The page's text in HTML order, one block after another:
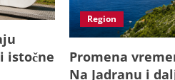
istočne
Region
Promena
Na Jadranu i